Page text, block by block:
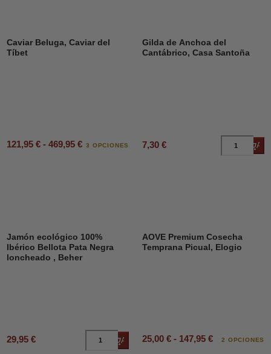
Caviar Beluga, Caviar del
Tíbet
121,95 € - 469,95 € 3 OPCIONES
Gilda de Anchoa del
Cantábrico, Casa Santoña
7,30 €
Jamón ecológico 100%
Ibérico Bellota Pata Negra
loncheado , Beher
29,95 € Añadir al carrito
AOVE Premium Cosecha
Temprana Picual, Elogio
25,00 € - 147,95 € 2 OPCIONES